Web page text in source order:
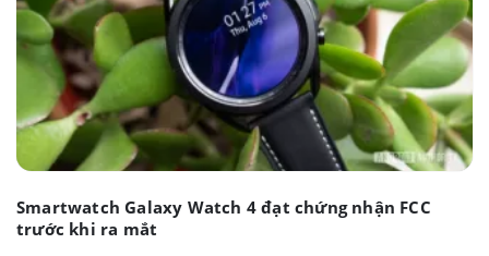
Smartwatch Galaxy Watch 4 đạt chứng nhận FCC
trước khi ra mắt